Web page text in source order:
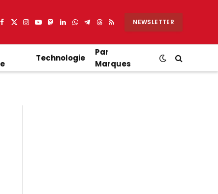
Facebook
X
Instagram
YouTube
Mastodon
LinkedIn
WhatsApp
Partager
Telegram
Threads
RSS NEWSLETTER
Technologie
Par
Marques